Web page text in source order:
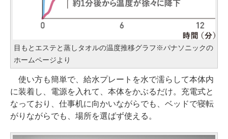
目もとエステと蒸しタオルの温度推移グラフ※パナソニックの
ホームページより
使い方も簡単で、給水プレートを水で濡らして本体内
に装着し、電源を入れて、本体をかぶるだけ。充電式と
なっており、仕事机に向かいながらでも、ベッドで寝転
がりながらでも、場所を選ばず使える。